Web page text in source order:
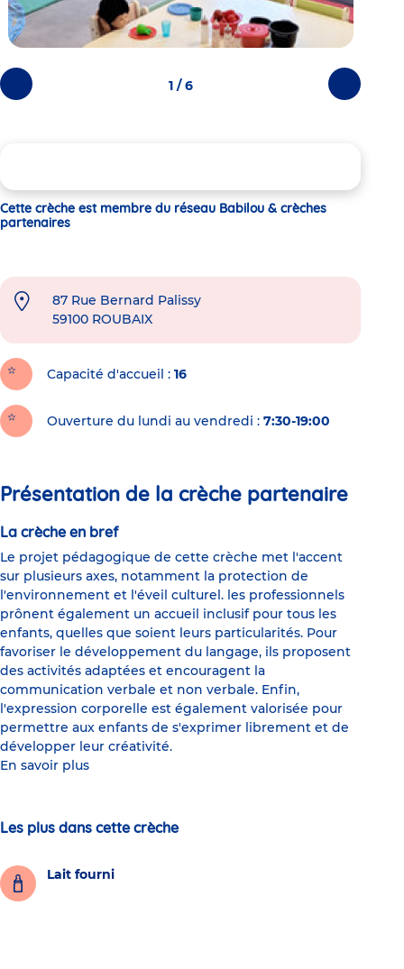
Photos
précédentes
Photos
suivantes
1 / 6
Cette crèche est membre du réseau Babilou & crèches
partenaires
87 Rue Bernard Palissy
59100 ROUBAIX
Capacité d'accueil 16
Ouverture du lundi au vendredi : 7:30-19:00
Présentation de la crèche partenaire
La crèche en bref
Le projet pédagogique de cette crèche met l'accent
sur plusieurs axes, notamment la protection de
l'environnement et l'éveil culturel. les professionnels
prônent également un accueil inclusif pour tous les
enfants, quelles que soient leurs particularités. Pour
favoriser le développement du langage, ils proposent
des activités adaptées et encouragent la
communication verbale et non verbale. Enfin,
l'expression corporelle est également valorisée pour
permettre aux enfants de s'exprimer librement et de
développer leur créativité.
En savoir plus
Les plus dans cette crèche
Lait fourni